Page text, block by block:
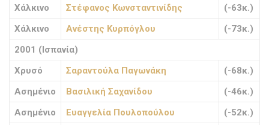
Χάλκινο
Στέφανος Κωνσταντινίδης
(-63κ.)
Χάλκινο
Ανέστης Κυρπόγλου
(-73κ.)
2001 (Ισπανία)
Χρυσό
Σαραντούλα Παγωνάκη
(-68κ.)
Ασημένιο
Βασιλική Σαχανίδου
(-46κ.)
Ασημένιο
Ευαγγελία Πουλοπούλου
(-52κ.)